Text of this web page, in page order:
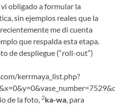
obligado a formular la
sin ejemplos reales que la
me di cuenta
que respalda esta etapa.
de despliegue (“roll-out”)
kerrmaya_list.php?
de la foto,2ka-wa, para